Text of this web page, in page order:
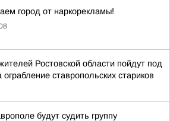
город от наркорекламы!
Ростовской области пойдут под
ограбление ставропольских стариков
будут судить группу